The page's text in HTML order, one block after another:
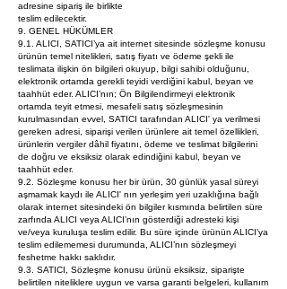
adresine sipariş ile birlikte
teslim edilecektir.
9. GENEL HÜKÜMLER
9.1. ALICI, SATICI’ya ait internet sitesinde sözleşme konusu
ürünün temel nitelikleri, satış fiyatı ve ödeme şekli ile
teslimata ilişkin ön bilgileri okuyup, bilgi sahibi olduğunu,
elektronik ortamda gerekli teyidi verdiğini kabul, beyan ve
taahhüt eder. ALICI’nın; Ön Bilgilendirmeyi elektronik
ortamda teyit etmesi, mesafeli satış sözleşmesinin
kurulmasından evvel, SATICI tarafından ALICI' ya verilmesi
gereken adresi, siparişi verilen ürünlere ait temel özellikleri,
ürünlerin vergiler dâhil fiyatını, ödeme ve teslimat bilgilerini
de doğru ve eksiksiz olarak edindiğini kabul, beyan ve
taahhüt eder.
9.2. Sözleşme konusu her bir ürün, 30 günlük yasal süreyi
aşmamak kaydı ile ALICI' nın yerleşim yeri uzaklığına bağlı
olarak internet sitesindeki ön bilgiler kısmında belirtilen süre
zarfında ALICI veya ALICI’nın gösterdiği adresteki kişi
ve/veya kuruluşa teslim edilir. Bu süre içinde ürünün ALICI’ya
teslim edilememesi durumunda, ALICI’nın sözleşmeyi
feshetme hakkı saklıdır.
9.3. SATICI, Sözleşme konusu ürünü eksiksiz, siparişte
belirtilen niteliklere uygun ve varsa garanti belgeleri, kullanım